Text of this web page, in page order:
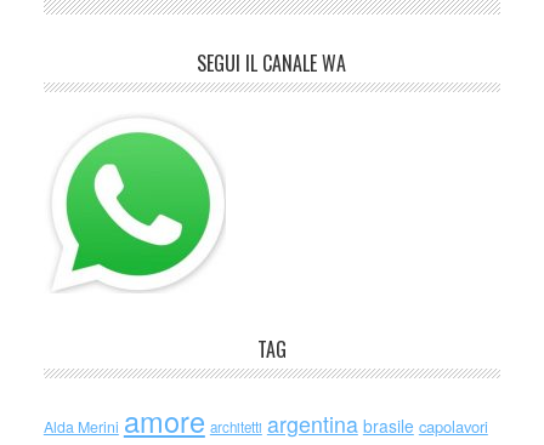
SEGUI IL CANALE WA
TAG
Alda Merini amore architetti argentina brasile capolavori